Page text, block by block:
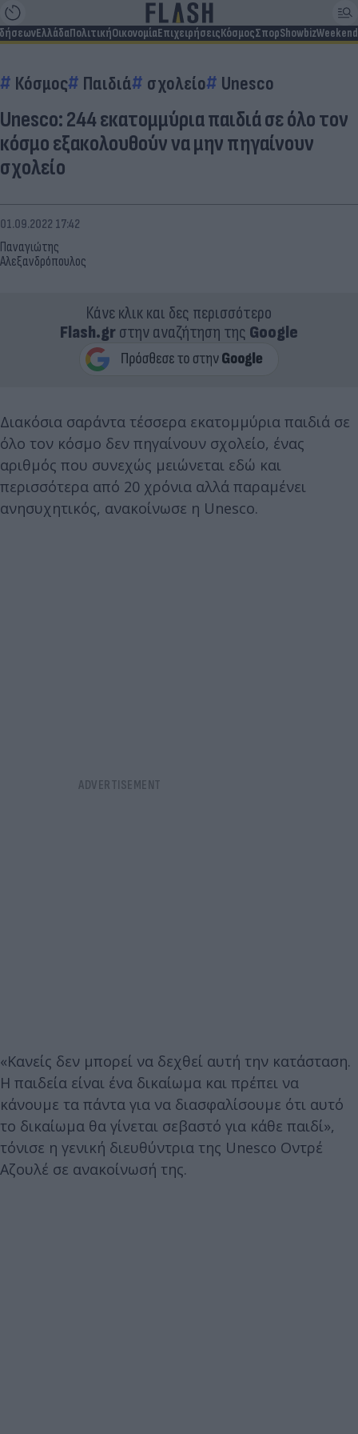
ΕλλάδαΠολιτικήΟικονομίαΕπιχειρήσειςΚόσμοςΣπορShowbizWeekend
Κόσμος Παιδιά σχολείο Unesco
Unesco: 244 εκατομμύρια παιδιά σε όλο τον
κόσμο εξακολουθούν να μην πηγαίνουν
σχολείο
Παναγιώτης
Αλεξανδρόπουλος
01.09.2022 17:42
Κάνε κλικ και δες περισσότερο
Flash.grστην αναζήτηση της Google
Διακόσια σαράντα τέσσερα εκατομμύρια παιδιά σε
όλο τον κόσμο δεν πηγαίνουν σχολείο, ένας
αριθμός που συνεχώς μειώνεται εδώ και
περισσότερα από 20 χρόνια αλλά παραμένει
ανησυχητικός, ανακοίνωσε η Unesco.
«Κανείς δεν μπορεί να δεχθεί αυτή την κατάσταση.
Η παιδεία είναι ένα δικαίωμα και πρέπει να
κάνουμε τα πάντα για να διασφαλίσουμε ότι αυτό
το δικαίωμα θα γίνεται σεβαστό για κάθε παιδί»,
τόνισε η γενική διευθύντρια της Unesco Οντρέ
Αζουλέ σε ανακοίνωσή της.